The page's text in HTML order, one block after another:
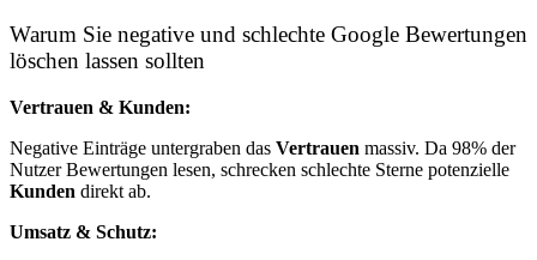
Warum Sie negative und schlechte Google Bewertungen
löschen lassen sollten
Vertrauen & Kunden:
Negative Einträge untergraben das Vertrauen massiv. Da 98% der
Nutzer Bewertungen lesen, schrecken schlechte Sterne potenzielle
Kunden direkt ab.
Umsatz & Schutz: